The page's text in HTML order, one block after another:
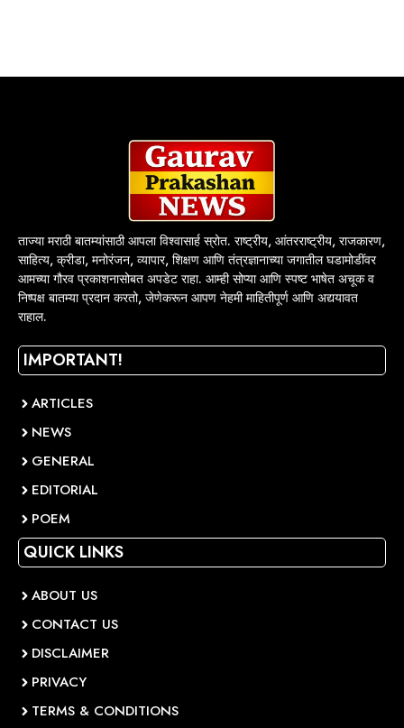
ताज्या मराठी बातम्यांसाठी आपला विश्वासार्ह स्रोत. राष्ट्रीय, आंतरराष्ट्रीय, राजकारण,
साहित्य, क्रीडा, मनोरंजन, व्यापार, शिक्षण आणि तंत्रज्ञानाच्या जगातील घडामोडींवर
आमच्या गौरव प्रकाशनासोबत अपडेट राहा. आम्ही सोप्या आणि स्पष्ट भाषेत अचूक व
निष्पक्ष बातम्या प्रदान करतो, जेणेकरून आपण नेहमी माहितीपूर्ण आणि अद्ययावत
राहाल.
IMPORTANT!
ARTICLES
NEWS
GENERAL
EDITORIAL
POEM
QUICK LINKS
ABOUT US
CONTACT US
DISCLAIMER
PRIVACY
TERMS & CONDITIONS